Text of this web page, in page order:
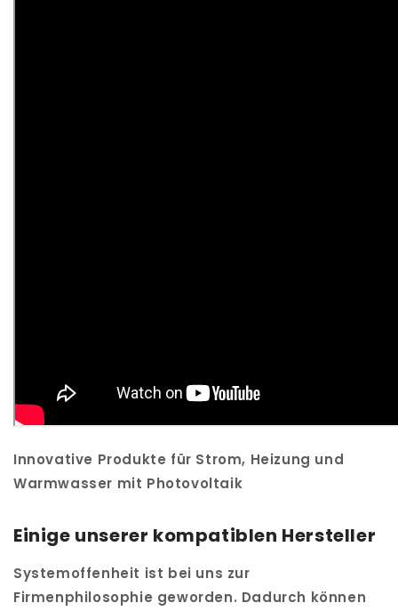
Innovative Produkte für Strom, Heizung und
Warmwasser mit Photovoltaik
Einige unserer kompatiblen Hersteller
Systemoffenheit ist bei uns zur
Firmenphilosophie geworden. Dadurch können